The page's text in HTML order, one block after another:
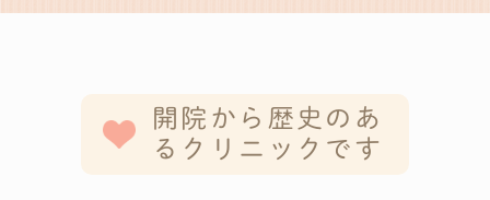
開院から歴史のあ
るクリニックです